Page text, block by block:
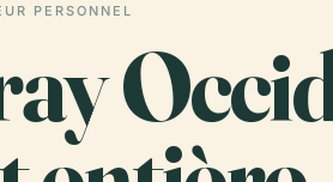
PERSONNEL